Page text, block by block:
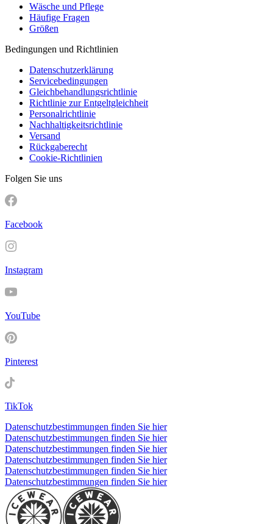
Wäsche und Pflege
Häufige Fragen
Größen
Bedingungen und Richtlinien
Datenschutzerklärung
Servicebedingungen
Gleichbehandlungsrichtlinie
Richtlinie zur Entgeltgleichheit
Personalrichtlinie
Nachhaltigkeitsrichtlinie
Versand
Rückgaberecht
Cookie-Richtlinien
Folgen Sie uns
Facebook
Instagram
YouTube
Pinterest
TikTok
Datenschutzbestimmungen finden Sie hier
Datenschutzbestimmungen finden Sie hier
Datenschutzbestimmungen finden Sie hier
Datenschutzbestimmungen finden Sie hier
Datenschutzbestimmungen finden Sie hier
Datenschutzbestimmungen finden Sie hier